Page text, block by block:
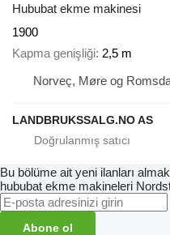
Hububat ekme makinesi
1900
Kapma genişliği 2,5 m
Norveç, Møre og
LANDBRUKSSALG.NO AS
Bu bölüme ait yeni ilanları
hububat ekme makineleri
Abone ol